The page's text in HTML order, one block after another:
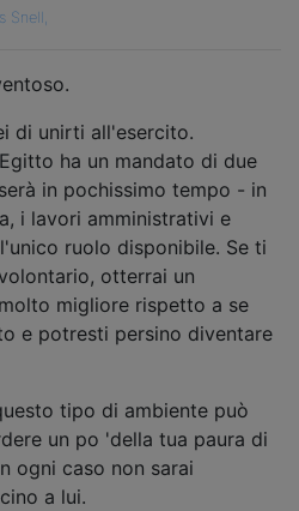
Snell,
di unirti all'esercito.
ha un mandato di due
in pochissimo tempo - in
i lavori amministrativi e
ruolo disponibile. Se ti
otterrai un
migliore rispetto a se
e potresti persino diventare
tipo di ambiente può
un po 'della tua paura di
ogni caso non sarai
a lui.